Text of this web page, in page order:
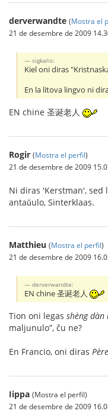
derverwandte (Mostra el
21 de desembre de 2009
sigkalis:
Kiel oni diras
En la litova lingvo ni
EN chine 圣诞老人
Rogir (Mostra el perfil)
21 de desembre de 2009
Ni diras 'Kerstman', sed
antaǔulo, Sinterklaas.
Matthieu (Mostra el perfil)
21 de desembre de 2009
derverwandte:
EN chine 圣诞老人
Tion oni legas shèng dàn
maljunulo”, ĉu ne?
En Francio, oni diras
Iippa (Mostra el perfil)
21 de desembre de 2009